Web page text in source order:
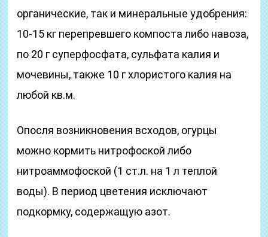
органические, так и минеральные удобрения:
10-15 кг перепревшего компоста либо навоза,
по 20 г суперфосфата, сульфата калия и
мочевины, также 10 г хлористого калия на
любой кв.м.
Опосля возникновения всходов, огурцы
можно кормить нитрофоской либо
нитроаммофоской (1 ст.л. на 1 л теплой
воды). В период цветения исключают
подкормку, содержащую азот.